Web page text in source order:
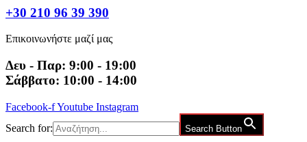
+30 210 96 39 390
Επικοινωνήστε μαζί μας
Δευ - Παρ: 9:00 - 19:00
Σάββατο: 10:00 - 14:00
Facebook-fYoutube Instagram
Search for:
Search Button